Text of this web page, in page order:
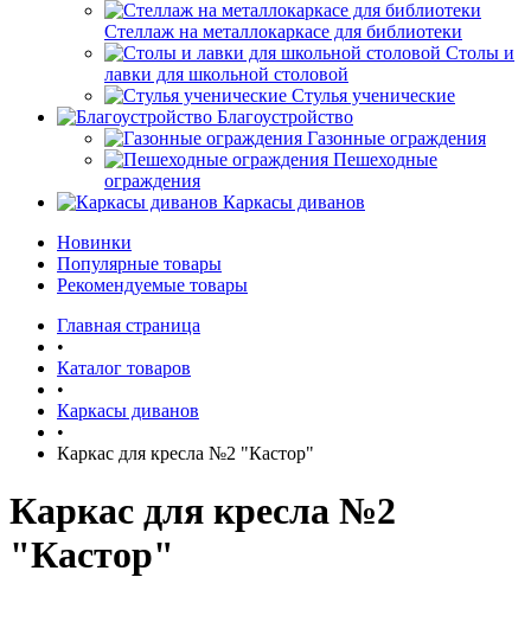
Стеллаж на металлокаркасе для библиотеки
Столы и
лавки для школьной столовой
Стулья ученические
Благоустройство
Газонные ограждения
Пешеходные
ограждения
Каркасы диванов
Новинки
Популярные товары
Рекомендуемые товары
Главная страница
•
Каталог товаров
•
Каркасы диванов
•
Каркас для кресла №2 "Кастор"
Каркас для кресла №2
"Кастор"